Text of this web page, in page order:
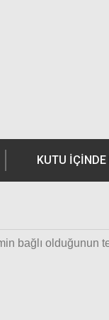
KUTU İÇİNDE
bağlı olduğunun